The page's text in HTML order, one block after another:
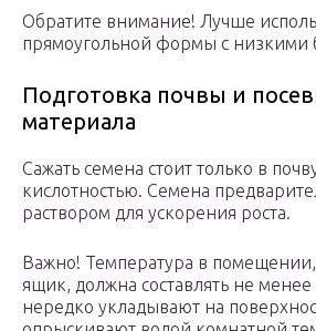
Обратите внимание! Лучше
прямоугольной формы с низкими
Подготовка почвы и
материала
Сажать семена стоит только в
кислотностью. Семена
раствором для ускорения роста.
Важно! Температура в помещении,
ящик, должна составлять не
нередко укладывают на